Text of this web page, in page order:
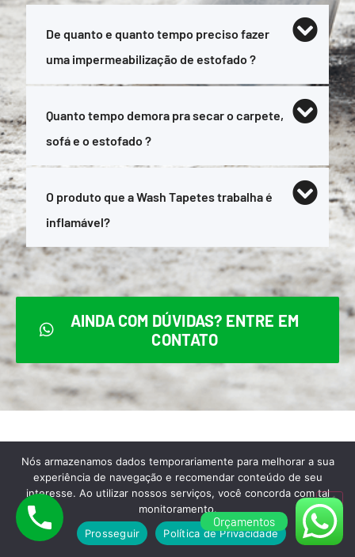
De quanto e quanto tempo preciso fazer
uma impermeabilização de estofado ?
Quanto tempo demora pra secar o carpete,
sofá e o estofado ?
O produto que a Wash Tapetes trabalha é
inflamável?
AINDA COM DÚVIDAS? ENTRE EM
CONTATO
Para melhor atendê-lo,
aceitamos todas as formas de
pagamento abaixo:
Orçamentos
Nós armazenamos dados temporariamente para melhorar a sua
experiência de navegação e recomendar conteúdo de seu
interesse. Ao utilizar nossos serviços, você concorda com tal
monitoramento.
Prosseguir
Política de Privacidade